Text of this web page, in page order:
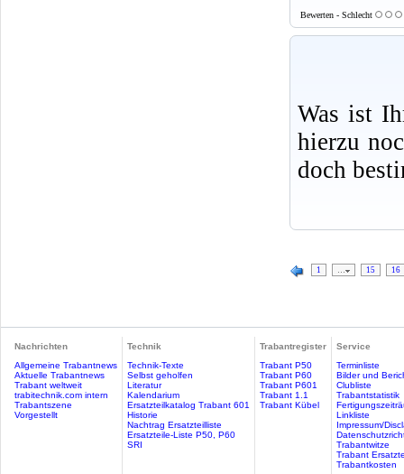
Bewerten - Schlecht
Was ist
hierzu
doch
1 … 15 16
Nachrichten
Allgemeine Trabantnews
Aktuelle Trabantnews
Trabant weltweit
trabitechnik.com intern
Trabantszene
Vorgestellt
Technik
Technik-Texte
Selbst geholfen
Literatur
Kalendarium
Ersatzteilkatalog Trabant 601
Historie
Nachtrag Ersatzteilliste
Ersatzteile-Liste P50, P60
SRI
Trabantregister
Trabant P50
Trabant P60
Trabant P601
Trabant 1.1
Trabant Kübel
Service
Terminliste
Bilder und
Clubliste
Trabantstatistik
Linkliste
Impressum/
Trabantwitze
Trabant
Trabantkosten